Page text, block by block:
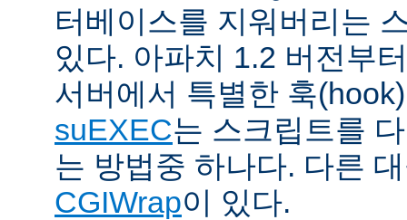
터베이스를 지워버리는
있다. 아파치 1.2 버전부
서버에서 특별한 훅
suEXEC는 스크립트를
는 방법중 하나다. 다른
CGIWrap이 있다.